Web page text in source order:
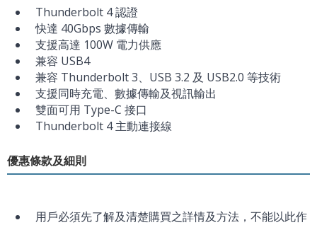
Thunderbolt 4 認證
快達 40Gbps 數據傳輸
支援高達 100W 電力供應
兼容 USB4
兼容 Thunderbolt 3、USB 3.2 及 USB2.0 等技術
支援同時充電、數據傳輸及視訊輸出
雙面可用 Type-C 接口
Thunderbolt 4 主動連接線
優惠條款及細則
用戶必須先了解及清楚購買之詳情及方法，不能以此作